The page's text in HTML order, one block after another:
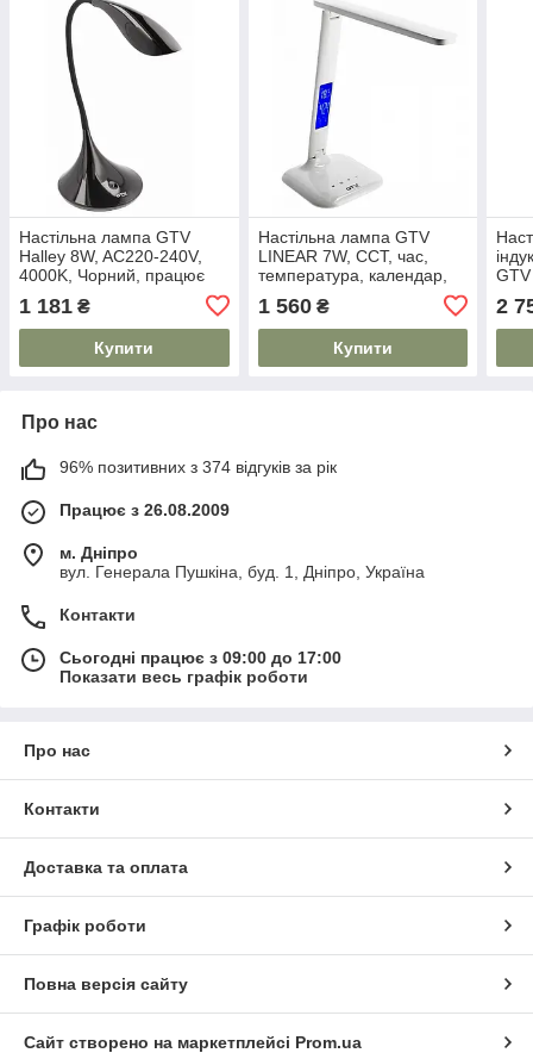
Настільна лампа GTV
Halley 8W, AC220-240V,
4000K, Чорний, працює
HAL8W-10-DEC)
1 181 ₴
Купити
Настільна лампа GTV
LINEAR 7W, CCT, час,
температура, календар,
будильник, Білий, працює
від power bank (LB-LIN7W-
00-DEC)
1 560₴
Купити
від
2
Про нас
96% позитивних з 374 відгуків за рік
Працює з 26.08.2009
м. Дніпро
вул. Генерала Пушкіна, буд. 1, Дніпро, Україна
Контакти
Сьогодні працює з 09:00 до 17:00
Показати весь графік роботи
Про нас
Контакти
Доставка та оплата
Графік роботи
Повна версія сайту
Сайт створено на маркетплейсі Prom.ua